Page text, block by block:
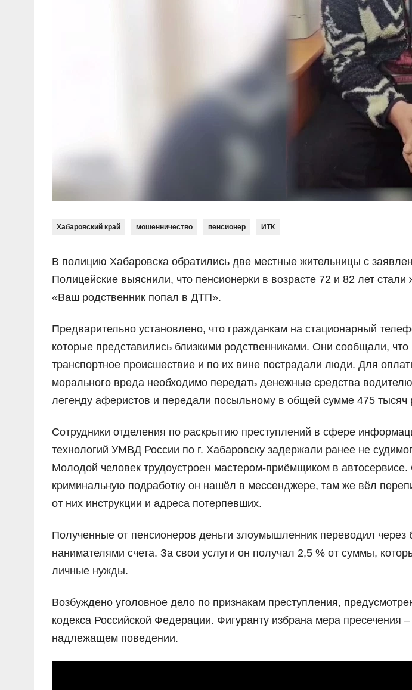
Хабаровский край мошенничество пенсионер ИТК
В полицию Хабаровска обратились две местные жительницы с
Полицейские выяснили, что пенсионерки в возрасте 72 и 82 лет
«Ваш родственник попал в ДТП».
Предварительно установлено, что гражданкам на стационарный
которые представились близкими родственниками. Они сообщали,
транспортное происшествие и по их вине пострадали люди. Для
морального вреда необходимо передать денежные средства
легенду аферистов и передали посыльному в общей сумме 475 тысяч
Сотрудники отделения по раскрытию преступлений в сфере
технологий УМВД России по г. Хабаровску задержали ранее не
Молодой человек трудоустроен мастером-приёмщиком в
криминальную подработку он нашёл в мессенджере, там же вёл
от них инструкции и адреса потерпевших.
Полученные от пенсионеров деньги злоумышленник переводил через
нанимателями счета. За свои услуги он получал 2,5 % от суммы,
личные нужды.
Возбуждено уголовное дело по признакам преступления,
кодекса Российской Федерации. Фигуранту избрана мера пресечения
надлежащем поведении.